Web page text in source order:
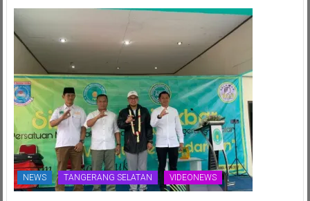
NEWS TANGERANG SELATAN VIDEONEWS